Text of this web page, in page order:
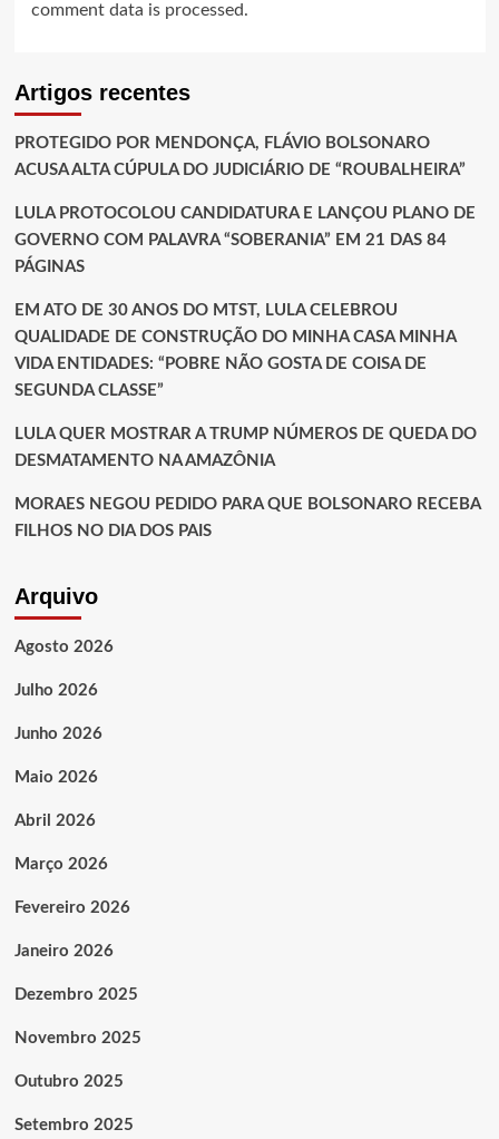
comment data is processed.
Artigos recentes
PROTEGIDO POR MENDONÇA, FLÁVIO BOLSONARO
ACUSA ALTA CÚPULA DO JUDICIÁRIO DE “ROUBALHEIRA”
LULA PROTOCOLOU CANDIDATURA E LANÇOU PLANO DE
GOVERNO COM PALAVRA “SOBERANIA” EM 21 DAS 84
PÁGINAS
EM ATO DE 30 ANOS DO MTST, LULA CELEBROU
QUALIDADE DE CONSTRUÇÃO DO MINHA CASA MINHA
VIDA ENTIDADES: “POBRE NÃO GOSTA DE COISA DE
SEGUNDA CLASSE”
LULA QUER MOSTRAR A TRUMP NÚMEROS DE QUEDA DO
DESMATAMENTO NA AMAZÔNIA
MORAES NEGOU PEDIDO PARA QUE BOLSONARO RECEBA
FILHOS NO DIA DOS PAIS
Arquivo
Agosto 2026
Julho 2026
Junho 2026
Maio 2026
Abril 2026
Março 2026
Fevereiro 2026
Janeiro 2026
Dezembro 2025
Novembro 2025
Outubro 2025
Setembro 2025